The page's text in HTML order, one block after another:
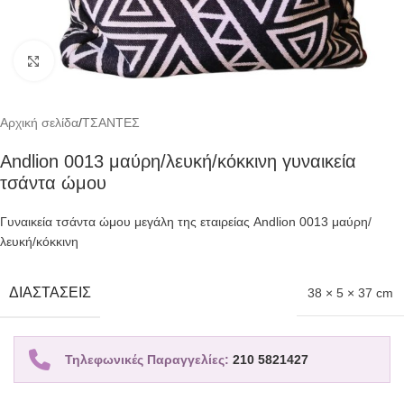
Click to enlarge
Αρχική σελίδα/ΤΣΑΝΤΕΣ
Andlion 0013 μαύρη/λευκή/κόκκινη γυναικεία
τσάντα ώμου
Γυναικεία τσάντα ώμου μεγάλη της εταιρείας Andlion 0013 μαύρη/
λευκή/κόκκινη
ΔΙΑΣΤΆΣΕΙΣ 38 × 5 × 37 cm
Τηλεφωνικές Παραγγελίες: 210 5821427